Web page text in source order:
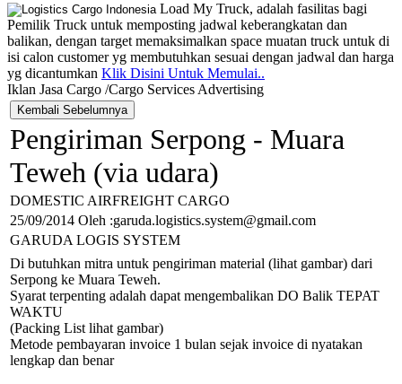
Load My Truck, adalah fasilitas bagi
Pemilik Truck untuk memposting jadwal keberangkatan dan
balikan, dengan target memaksimalkan space muatan truck untuk di
isi calon customer yg membutuhkan sesuai dengan jadwal dan harga
yg dicantumkan Klik Disini Untuk Memulai..
Iklan Jasa Cargo /Cargo Services Advertising
Pengiriman Serpong - Muara
Teweh (via udara)
DOMESTIC AIRFREIGHT CARGO
25/09/2014 Oleh :garuda.logistics.system@gmail.com
GARUDA LOGIS SYSTEM
Di butuhkan mitra untuk pengiriman material (lihat gambar) dari
Serpong ke Muara Teweh.
Syarat terpenting adalah dapat mengembalikan DO Balik TEPAT
WAKTU
(Packing List lihat gambar)
Metode pembayaran invoice 1 bulan sejak invoice di nyatakan
lengkap dan benar